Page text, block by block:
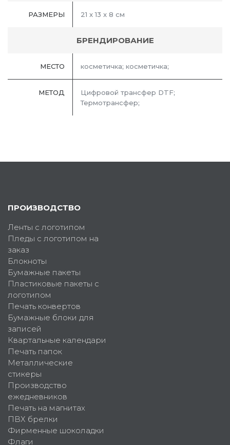
РАЗМЕРЫ 21 x 13 x 8 см
БРЕНДИРОВАНИЕ
МЕСТО косметичка; косметичка;
МЕТОД
Цифровой трансфер DTF;
Термотрансфер;
ПРОИЗВОДСТВО
Ленты с логотипом
Пледы с логотипом на
заказ
Блокноты
Бумажные пакеты
Пластиковые пакеты с
логотипом
Печать конвертов
Бумажные блоки для
записей
Квартальные календари
Печать папок
Металлические
стикеры
Производство
ежедневников
Печать на магнитах
ПВХ брелки
Фирменные шоколадки
Флаги